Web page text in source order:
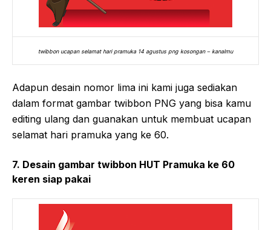
twibbon ucapan selamat hari pramuka 14 agustus png kosongan – kanalmu
Adapun desain nomor lima ini kami juga sediakan
dalam format gambar twibbon PNG yang bisa kamu
editing ulang dan guanakan untuk membuat ucapan
selamat hari pramuka yang ke 60.
7. Desain gambar twibbon HUT Pramuka ke 60
keren siap pakai